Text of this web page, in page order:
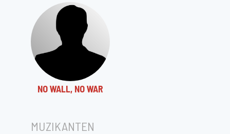
NO WALL, NO WAR
MUZIKANTEN